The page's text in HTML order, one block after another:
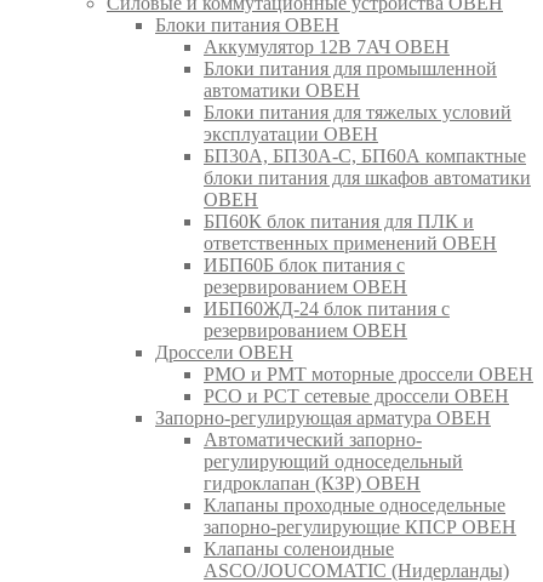
Блоки питания ОВЕН
Аккумулятор 12В 7АЧ ОВЕН
Блоки питания для промышленной
автоматики ОВЕН
Блоки питания для тяжелых условий
эксплуатации ОВЕН
БП30А, БП30А-С, БП60А компактные
блоки питания для шкафов автоматики
ОВЕН
БП60К блок питания для ПЛК и
ответственных применений ОВЕН
ИБП60Б блок питания с
резервированием ОВЕН
ИБП60ЖД-24 блок питания с
резервированием ОВЕН
Дроссели ОВЕН
РМО и РМТ моторные дроссели ОВЕН
РСО и РСТ сетевые дроссели ОВЕН
Запорно-регулирующая арматура ОВЕН
Автоматический запорно-
регулирующий односедельный
гидроклапан (КЗР) ОВЕН
Клапаны проходные односедельные
запорно-регулирующие КПСР ОВЕН
Клапаны соленоидные
ASCO/JOUCOMATIC (Нидерланды)